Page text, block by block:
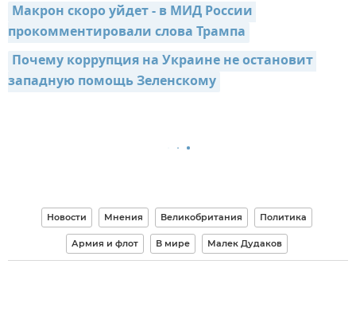
Макрон скоро уйдет - в МИД России
прокомментировали слова Трампа
Почему коррупция на Украине не остановит
западную помощь Зеленскому
Новости Мнения Великобритания Политика
Армия и флот В мире Малек Дудаков